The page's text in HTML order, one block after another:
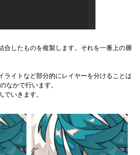
合したものを複製します。それを一番上の層
ライトなど部分的にレイヤーを分けることは
なかで行います。
いきます。